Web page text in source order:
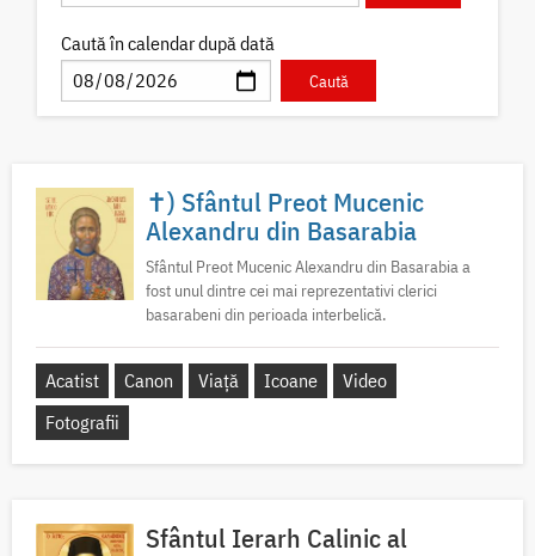
Caută în calendar după dată
✝) Sfântul Preot Mucenic
Alexandru din Basarabia
Sfântul Preot Mucenic Alexandru din Basarabia a
fost unul dintre cei mai reprezentativi clerici
basarabeni din perioada interbelică.
Acatist Canon Viață Icoane
Video
Fotografii
Sfântul Ierarh Calinic al